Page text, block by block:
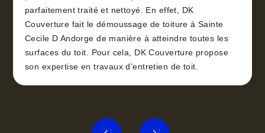
parfaitement traité et nettoyé. En effet, DK
Couverture fait le démoussage de toiture à Sainte
Cecile D Andorge de manière à atteindre toutes les
surfaces du toit. Pour cela, DK Couverture propose
son expertise en travaux d’entretien de toit.